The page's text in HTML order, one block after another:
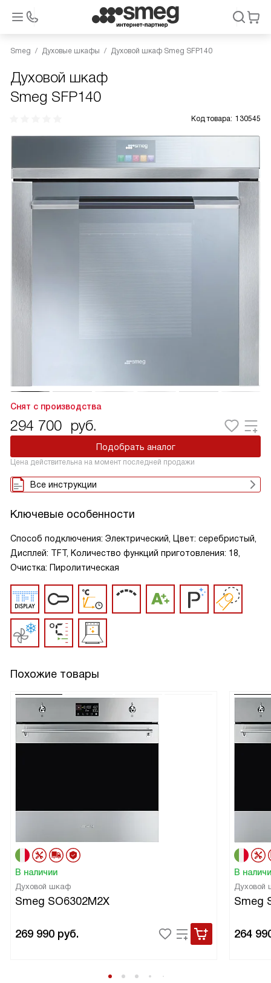
Smeg Духовые шкафы Духовой шкаф Smeg SFP140
Духовой шкаф
Smeg SFP140
Код товара: 130545
Снят с производства
294 700 руб.
Подобрать аналог
Цена действительна на момент последней продажи
Все инструкции
Ключевые особенности
Способ подключения: Электрический, Цвет: серебристый,
Дисплей: TFT, Количество функций приготовления: 18,
Очистка: Пиролитическая
Похожие товары
В наличии
Духовой шкаф
Smeg SO6302M2X
269 990 руб.
В
Духовой
Smeg
264